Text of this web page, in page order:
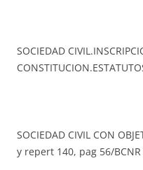
SOCIEDAD
SOCIEDAD CIVIL CON
y repert 140, pag 56/